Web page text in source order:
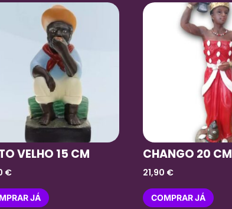
VELHO 15 CM
€
JÁ
CHANGO 20 CM
21,90 €
COMPRAR JÁ